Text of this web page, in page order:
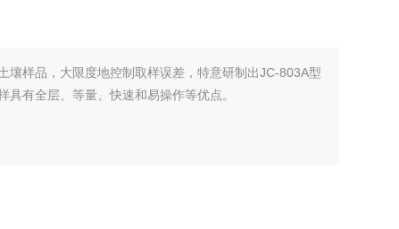
壤样品，大限度地控制取样误差，特意研制出JC-803A型
有全层、等量、快速和易操作等优点。